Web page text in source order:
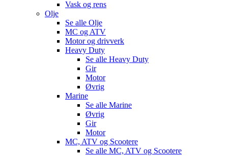
Vask og rens
Olje
Se alle Olje
MC og ATV
Motor og drivverk
Heavy Duty
Se alle Heavy Duty
Gir
Motor
Øvrig
Marine
Se alle Marine
Øvrig
Gir
Motor
MC, ATV og Scootere
Se alle MC, ATV og Scootere